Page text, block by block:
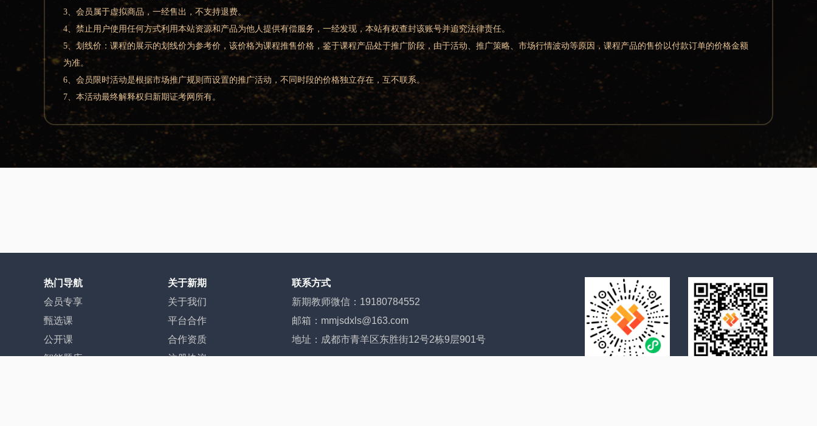
3、会员属于虚拟商品，一经售出，不支持退费。
4、禁止用户使用任何方式利用本站资源和产品为他人提供有偿服务，一经发现，本站有权查封该账号并追究法律责任。
5、划线价：课程的展示的划线价为参考价，该价格为课程推售价格，鉴于课程产品处于推广阶段，由于活动、推广策略、市场行情波动等原因，课程产品的售价以付款订单的价格金额
为准。
6、会员限时活动是根据市场推广规则而设置的推广活动，不同时段的价格独立存在，互不联系。
7、本活动最终解释权归新期证考网所有。
热门导航
会员专享
甄选课
公开课
智能题库
关于新期
关于我们
平台合作
合作资质
注册协议
联系方式
新期教师微信：19180784552
邮箱：mmjsdxls@163.com
地址：成都市青羊区东胜街12号2栋9层901号